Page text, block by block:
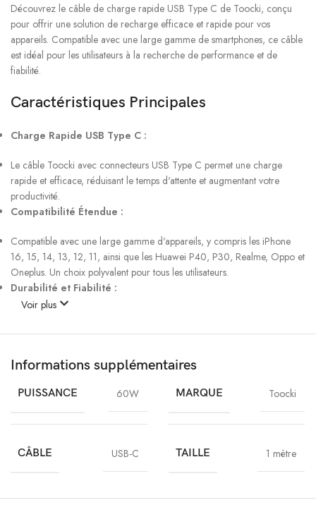
Découvrez le câble de charge rapide USB Type C de Toocki, conçu
pour offrir une solution de recharge efficace et rapide pour vos
appareils. Compatible avec une large gamme de smartphones, ce câble
est idéal pour les utilisateurs à la recherche de performance et de
fiabilité.
Caractéristiques Principales
Charge Rapide USB Type C :
Le câble Toocki avec connecteurs USB Type C permet une charge
rapide et efficace, réduisant le temps d'attente et augmentant votre
productivité.
Compatibilité Étendue :
Compatible avec une large gamme d'appareils, y compris les iPhone
16, 15, 14, 13, 12, 11, ainsi que les Huawei P40, P30, Realme, Oppo et
Oneplus. Un choix polyvalent pour tous les utilisateurs.
Durabilité et Fiabilité :
est conçu pour garantir sa durabilité et sa fiabilité.
flexibilité pour répondre à vos besoins d'utilisation quotidienne.
Marque de Confiance :
vous pouvez être assuré de la fiabilité et de la durabilité de ce produit.
Son design léger et compact facilite le transport, idéal pour les voyages
Voir plus
Informations supplémentaires
PUISSANCE 60W MARQUE Toocki
CÂBLE USB-C TAILLE 1 mètre